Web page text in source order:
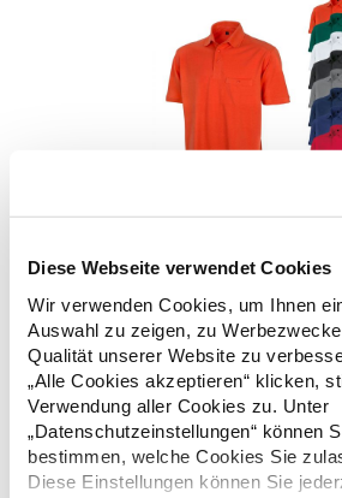
Diese Webseite verwendet Cookies
Wir verwenden Cookies, um Ihnen
Auswahl zu zeigen, zu
Qualität unserer Website zu
„Alle Cookies akzeptieren“ klicken,
Verwendung aller Cookies zu. Unter
„Datenschutzeinstellungen“ können
bestimmen, welche Cookies Sie
Diese Einstellungen können Sie
Strapazierfähiges Polohemd aus Mischgewebe
mit Polyfilm für Formstabilität Flachstrick-Kragen und
Ärmelbündchen in Rippstrick Doppelnähte an Schultern
Verstärkte Nähte an stark beanspruchten Stellen
Etikett im Kragen für die einfache
Verstärkte Knopfleiste mit drei Knöpfen Aufgesetzte
Brusttasche mit Knopfverschluss Verstärkte Seitenschlitze
Ersatzknopf Stehkragen Angesetzte Ärmel Weiches Piquet-
Gewebe mit COOL-DRY
* Preise inkl. gesetzlicher Mwst. + Versandkosten *